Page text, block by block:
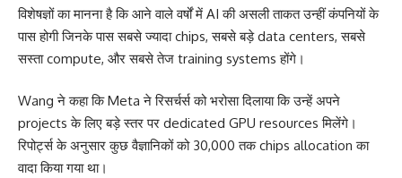
विशेषज्ञों का मानना है कि आने वाले वर्षों में AI की असली ताकत उन्हीं कंपनियों के
पास होगी जिनके पास सबसे ज्यादा chips, सबसे बड़े data centers, सबसे
सस्ता compute, और सबसे तेज training systems होंगे।
Wang ने कहा कि Meta ने रिसर्चर्स को भरोसा दिलाया कि उन्हें अपने
projects के लिए बड़े स्तर पर dedicated GPU resources मिलेंगे।
रिपोर्ट्स के अनुसार कुछ वैज्ञानिकों को 30,000 तक chips allocation का
वादा किया गया था।